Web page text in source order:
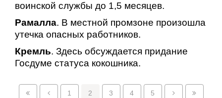
воинской службы до 1,5 месяцев.
Рамалла. В местной промзоне произошла
утечка опасных работников.
Кремль. Здесь обсуждается придание
Госдуме статуса кокошника.
1 2 3 4 5